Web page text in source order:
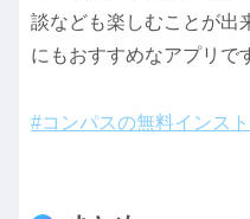
談なども楽しむことが出
にもおすすめなアプリで
#コンパスの無料インス